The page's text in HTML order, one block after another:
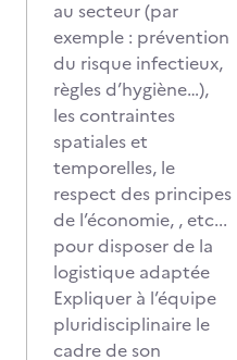
au secteur (par
exemple : prévention
du risque infectieux,
règles d’hygiène…),
les contraintes
spatiales et
temporelles, le
respect des principes
de l’économie, , etc...
pour disposer de la
logistique adaptée
Expliquer à l’équipe
pluridisciplinaire le
cadre de son